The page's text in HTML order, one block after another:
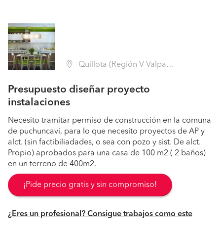
Quillota (Región V Valparaíso - Quillota)
Presupuesto diseñar proyecto
instalaciones
Necesito tramitar permiso de construcción en la comuna
de puchuncavi, para lo que necesito proyectos de AP y
alct. (sin factibiliadades, o sea con pozo y sist. De alct.
Propio) aprobados para una casa de 100 m2 ( 2 baños)
en un terreno de 400m2.
¡Pide precio gratis y sin compromiso!
¿Eres un profesional? Consigue trabajos como este